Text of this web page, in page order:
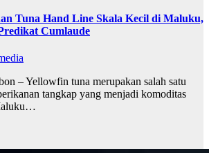
Tuna Hand Line Skala Kecil di Maluku,
Cumlaude
– Yellowfin tuna merupakan salah satu
tangkap yang menjadi komoditas